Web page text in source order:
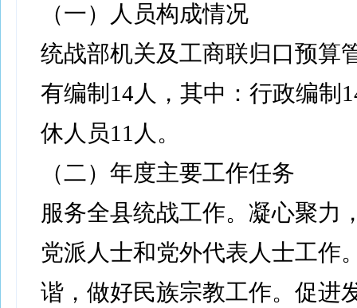
（一）人员构成情况
统战部机关及工商联归口预算
有编制14人，其中：行政编制
休人员11人。
（二）年度主要工作任务
服务全县统战工作。凝心聚力
党派人士和党外代表人士工作
谐，做好民族宗教工作。促进